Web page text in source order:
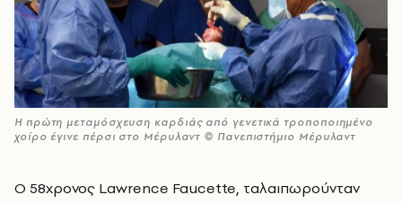
Η πρώτη μεταμόσχευση καρδιάς από γενετικά τροποποιημένο
χοίρο έγινε πέρσι στο Μέρυλαντ © Πανεπιστήμιο Μέρυλαντ
Ο 58χρονος Lawrence Faucette, ταλαιπωρούνταν